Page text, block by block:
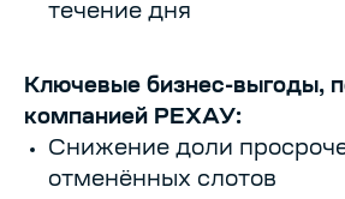
течение дня
Ключевые бизнес-выгоды,
компанией РЕХАУ:
Снижение доли
отменённых слотов